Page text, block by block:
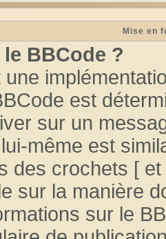
Mise en
BBCode ?
est
sur un
même est
des crochets [
sur la manière
sur le